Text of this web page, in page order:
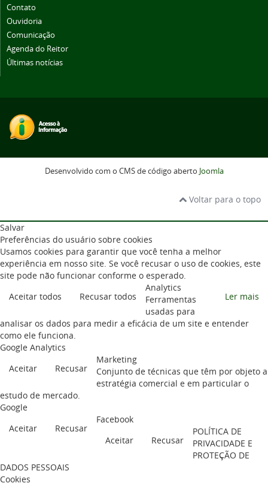
Contato
Ouvidoria
Comunicação
Agenda do Reitor
Últimas notícias
Desenvolvido com o CMS de código aberto Joomla
Voltar para o topo
Salvar
Preferências do usuário sobre cookies
Usamos cookies para garantir que você tenha a melhor
experiência em nosso site. Se você recusar o uso de cookies, este
site pode não funcionar conforme o esperado.
Aceitar todos
Recusar todos Ler mais
Analytics
Ferramentas
usadas para
analisar os dados para medir a eficácia de um site e entender
como ele funciona.
Google Analytics
Aceitar
Recusar
Marketing
Conjunto de técnicas que têm por objeto a
estratégia comercial e em particular o
estudo de mercado.
Google
Aceitar
Recusar
Facebook
Aceitar
Recusar
POLÍTICA DE
PRIVACIDADE E
PROTEÇÃO DE
DADOS PESSOAIS
Cookies